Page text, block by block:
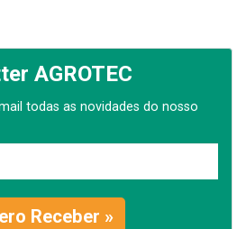
AGROTEC
todas as novidades do nosso
Receber »